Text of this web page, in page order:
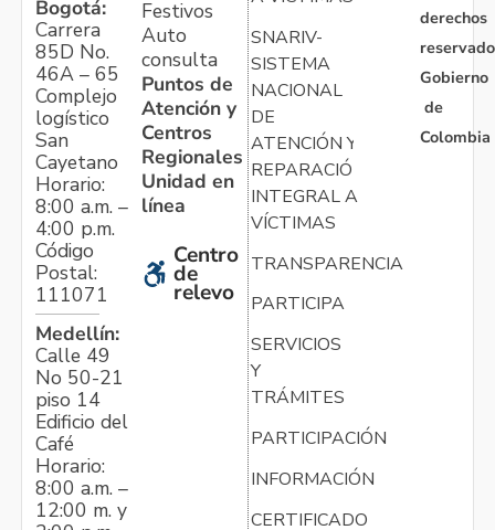
Bogotá:
Carrera
85D No.
46A – 65
Complejo
logístico
San
Cayetano
Horario:
8:00 a.m. –
4:00 p.m.
Código
Postal:
111071
Medellín:
Calle 49
No 50-21
piso 14
Edificio del
Café
Horario:
8:00 a.m. –
12:00 m. y
Festivos
Auto
consulta
Puntos de
Atención y
Centros
Regionales
Unidad en
línea
Centro
de
relevo
SNARIV-
SISTEMA
NACIONAL
DE
ATENCIÓN Y
REPARACIÓN
INTEGRAL A
VÍCTIMAS
TRANSPARENCIA
PARTICIPA
SERVICIOS
Y
TRÁMITES
PARTICIPACIÓN
INFORMACIÓN
CERTIFICADO
derechos
Gobierno
de
Colombia